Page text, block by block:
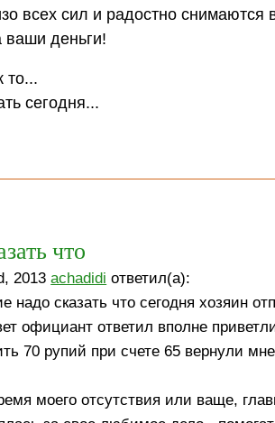
всех сил и радостно
ваши деньги!
то...
сегодня...
что
2013achadidi ответил(а):
надо сказать что сегодня хозяин
официант ответил вполне
70 рупий при счете 65 вернули
моего отсутствия или ваще,